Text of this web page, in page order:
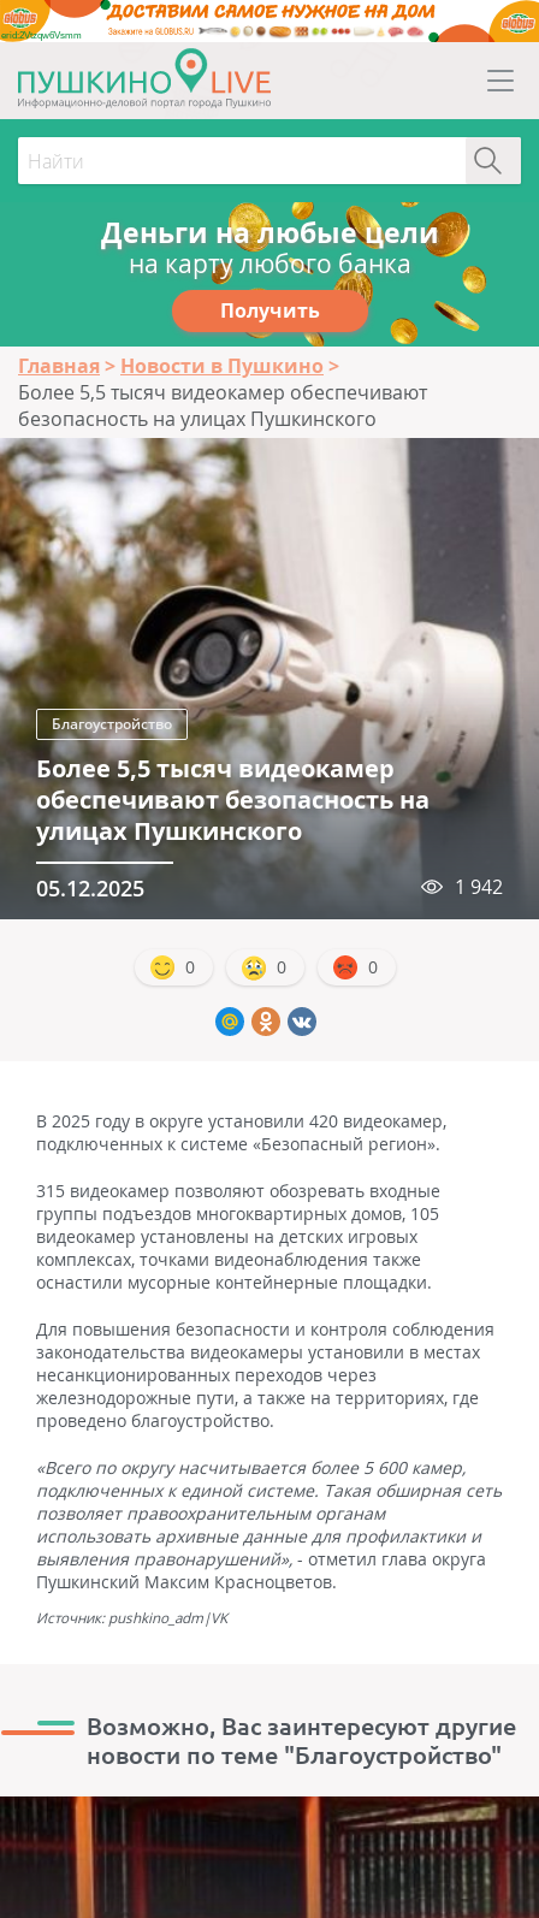
erid:2Vtzqw6Vsmm
Деньги на любые цели
на карту любого банка
Получить
Главная
Новости в Пушкино
Более 5,5 тысяч видеокамер обеспечивают
безопасность на улицах Пушкинского
Благоустройство
Более 5,5 тысяч видеокамер
обеспечивают безопасность на
улицах Пушкинского
05.12.2025 1 942
0 0 0
В 2025 году в округе установили 420 видеокамер,
подключенных к системе «Безопасный регион».
315 видеокамер позволяют обозревать входные
группы подъездов многоквартирных домов, 105
видеокамер установлены на детских игровых
комплексах, точками видеонаблюдения также
оснастили мусорные контейнерные площадки.
Для повышения безопасности и контроля соблюдения
законодательства видеокамеры установили в местах
несанкционированных переходов через
железнодорожные пути, а также на территориях, где
проведено благоустройство.
«Всего по округу насчитывается более 5 600 камер,
подключенных к единой системе. Такая обширная сеть
позволяет правоохранительным органам
использовать архивные данные для профилактики и
выявления правонарушений», - отметил глава округа
Пушкинский Максим Красноцветов.
Источник: pushkino_adm|VK
Возможно, Вас заинтересуют другие
новости по теме "Благоустройство"